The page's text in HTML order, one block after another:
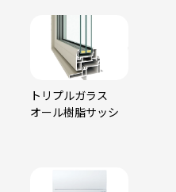
トリプルガラス
オール樹脂サッシ